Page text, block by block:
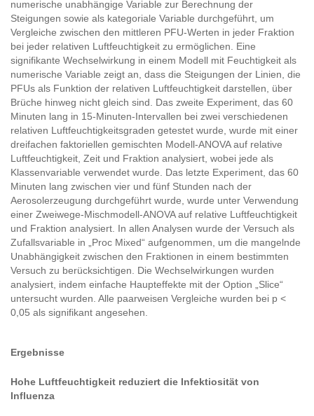
numerische unabhängige Variable zur Berechnung der
Steigungen sowie als kategoriale Variable durchgeführt, um
Vergleiche zwischen den mittleren PFU-Werten in jeder Fraktion
bei jeder relativen Luftfeuchtigkeit zu ermöglichen. Eine
signifikante Wechselwirkung in einem Modell mit Feuchtigkeit als
numerische Variable zeigt an, dass die Steigungen der Linien, die
PFUs als Funktion der relativen Luftfeuchtigkeit darstellen, über
Brüche hinweg nicht gleich sind. Das zweite Experiment, das 60
Minuten lang in 15-Minuten-Intervallen bei zwei verschiedenen
relativen Luftfeuchtigkeitsgraden getestet wurde, wurde mit einer
dreifachen faktoriellen gemischten Modell-ANOVA auf relative
Luftfeuchtigkeit, Zeit und Fraktion analysiert, wobei jede als
Klassenvariable verwendet wurde. Das letzte Experiment, das 60
Minuten lang zwischen vier und fünf Stunden nach der
Aerosolerzeugung durchgeführt wurde, wurde unter Verwendung
einer Zweiwege-Mischmodell-ANOVA auf relative Luftfeuchtigkeit
und Fraktion analysiert. In allen Analysen wurde der Versuch als
Zufallsvariable in „Proc Mixed“ aufgenommen, um die mangelnde
Unabhängigkeit zwischen den Fraktionen in einem bestimmten
Versuch zu berücksichtigen. Die Wechselwirkungen wurden
analysiert, indem einfache Haupteffekte mit der Option „Slice“
untersucht wurden. Alle paarweisen Vergleiche wurden bei p <
0,05 als signifikant angesehen.
Ergebnisse
Hohe Luftfeuchtigkeit reduziert die Infektiosität von
Influenza